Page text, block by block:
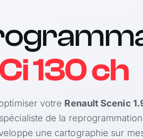
130 ch
votre Renault Scenic
de la
une cartographie sur